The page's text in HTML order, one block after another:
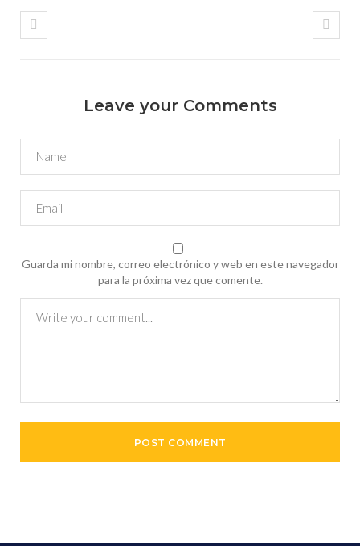
Leave your Comments
Guarda mi nombre, correo electrónico y web en este navegador
para la próxima vez que comente.